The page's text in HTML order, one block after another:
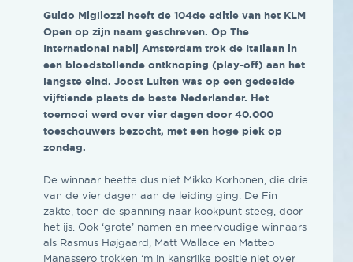
Guido Migliozzi heeft de 104de editie van het KLM
Open op zijn naam geschreven. Op The
International nabij Amsterdam trok de Italiaan in
een bloedstollende ontknoping (play-off) aan het
langste eind. Joost Luiten was op een gedeelde
vijftiende plaats de beste Nederlander. Het
toernooi werd over vier dagen door 40.000
toeschouwers bezocht, met een hoge piek op
zondag.
De winnaar heette dus niet Mikko Korhonen, die drie
van de vier dagen aan de leiding ging. De Fin
zakte, toen de spanning naar kookpunt steeg, door
het ijs. Ook ‘grote’ namen en meervoudige winnaars
als Rasmus Højgaard, Matt Wallace en Matteo
Manassero trokken ‘m in kansrijke positie niet over